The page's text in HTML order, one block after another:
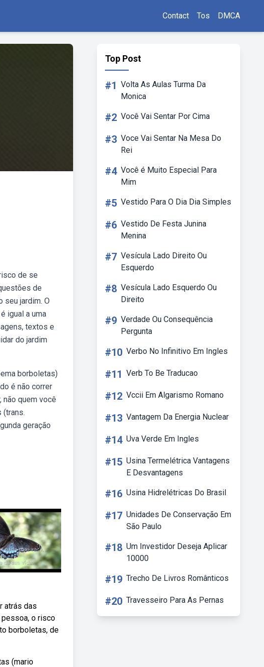
Contact Tos DMCA
de se
de
seu jardim. O
igual a uma
textos e
do jardim
borboletas)
é não correr
não quem você
(trans.
geração
atrás das
pessoa, o risco
borboletas, de
(mario
Top Post
#1 Volta As Aulas Turma Da
Monica
#2 Você Vai Sentar Por Cima
#3 Voce Vai Sentar Na Mesa Do
Rei
#4 Você é Muito Especial Para
Mim
#5 Vestido Para O Dia Dia Simples
#6 Vestido De Festa Junina
Menina
#7 Vesícula Lado Direito Ou
Esquerdo
#8 Vesícula Lado Esquerdo Ou
Direito
#9 Verdade Ou Consequência
Pergunta
#10 Verbo No Infinitivo Em Ingles
#11 Verb To Be Traducao
#12 Vccii Em Algarismo Romano
#13 Vantagem Da Energia Nuclear
#14 Uva Verde Em Ingles
#15 Usina Termelétrica Vantagens
E Desvantagens
#16 Usina Hidrelétricas Do Brasil
#17 Unidades De Conservação Em
São Paulo
#18 Um Investidor Deseja Aplicar
10000
#19 Trecho De Livros Românticos
#20 Travesseiro Para As Pernas